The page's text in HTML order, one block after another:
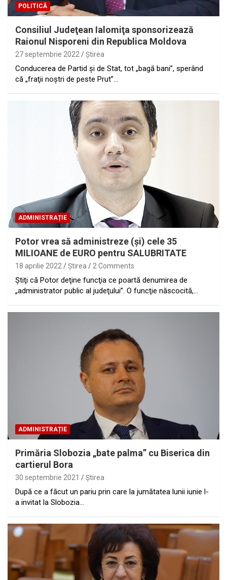
POLITICĂ
Consiliul Judeţean Ialomiţa sponsorizează
Raionul Nisporeni din Republica Moldova
27 septembrie 2022 Ştirea
Conducerea de Partid şi de Stat, tot „bagă bani”, sperând
că „fraţii noştri de peste Prut”…
ADMINISTRAȚIE
Potor vrea să administreze (şi) cele 35
MILIOANE de EURO pentru SALUBRITATE
18 aprilie 2022 Ştirea 2 Comments
Ştiţi că Potor deţine funcţia ce poartă denumirea de
„administrator public al judeţului”. O funcţie născocită,…
ADMINISTRAȚIE
Primăria Slobozia „bate palma” cu Biserica din
cartierul Bora
30 septembrie 2021 Ştirea
După ce a făcut un pariu prin care la jumătatea lunii iunie l-
a invitat la Slobozia…